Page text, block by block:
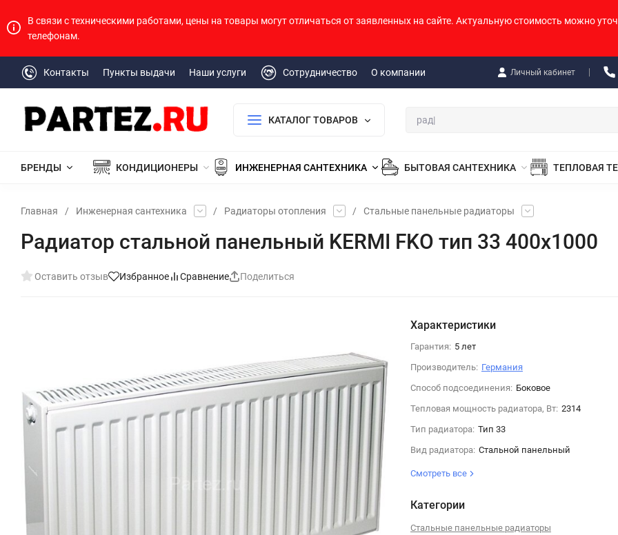
В связи с техническими работами, цены на товары могут отличаться от заявленных на сайте. Актуальную стоимость можно
телефонам.
Контакты Пункты выдачи Наши услуги Сотрудничество О компании Личный кабинет
КАТАЛОГ ТОВАРОВ
БРЕНДЫ КОНДИЦИОНЕРЫ ИНЖЕНЕРНАЯ САНТЕХНИКА БЫТОВАЯ САНТЕХНИКА ТЕПЛОВАЯ
Главная / Инженерная сантехника / Радиаторы отопления / Стальные панельные радиаторы
Радиатор стальной панельный KERMI FKO тип 33 400х1000
Оставить отзыв Избранное Сравнение Поделиться
Характеристики
Гарантия: 5 лет
Производитель: Германия
Способ подсоединения: Боковое
Тепловая мощность радиатора, Вт: 2314
Тип радиатора: Тип 33
Вид радиатора: Стальной панельный
Смотреть все
Категории
Стальные панельные радиаторы